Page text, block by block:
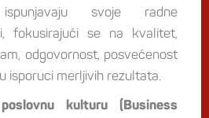
svoje radne
fokusirajući se na kvalitet,
odgovornost, posvećenost
isporuci merljivih rezultata.
kulturu (Business